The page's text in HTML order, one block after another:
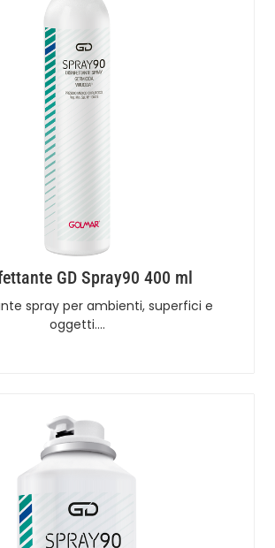
GD Spray90 400 ml
spray per ambienti, superfici e
oggetti.…